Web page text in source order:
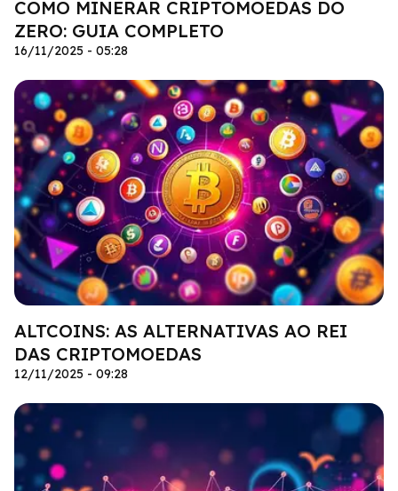
COMO MINERAR CRIPTOMOEDAS DO
ZERO: GUIA COMPLETO
16/11/2025 - 05:28
ALTCOINS: AS ALTERNATIVAS AO REI
DAS CRIPTOMOEDAS
12/11/2025 - 09:28